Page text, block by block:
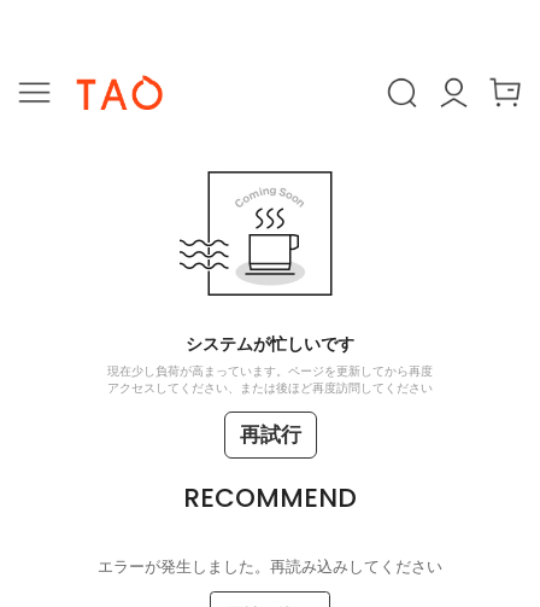
システムが忙しいです
現在少し負荷が高まっています。ページを更新してから再度
アクセスしてください、または後ほど再度訪問してください
再試行
RECOMMEND
エラーが発生しました。再読み込みしてください